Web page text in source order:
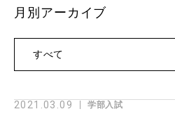
2021.03.09 学部入試
月別アーカイブ
すべて